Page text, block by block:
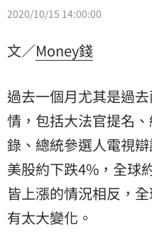
2020/10/15 14:00:00
文／Money錢
過去一個月尤其是過
情，包括大法官提名
錄、總統參選人電視
美股約下跌4%，全球
皆上漲的情況相反，
有太大變化。